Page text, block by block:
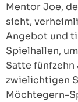
Mentor Joe,
sieht,
Angebot und
Spielhallen,
Satte
zwielichtigen
Möchtegern-